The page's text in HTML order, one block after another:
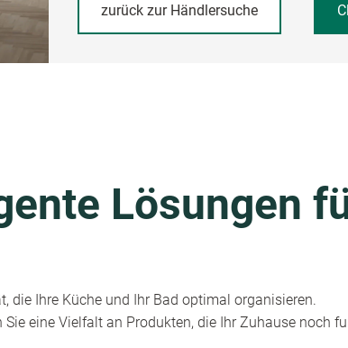
zurück zur Händlersuche
Lösungen
die Ihre Küche und Ihr Bad optimal organisieren.
eine Vielfalt an Produkten, die Ihr Zuhause noch